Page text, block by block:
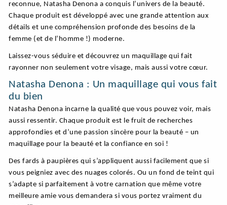
reconnue, Natasha Denona a conquis l’univers de la beauté.
Chaque produit est développé avec une grande attention aux
détails et une compréhension profonde des besoins de la
femme (et de l’homme !) moderne.
Laissez-vous séduire et découvrez un maquillage qui fait
rayonner non seulement votre visage, mais aussi votre cœur.
Natasha Denona : Un maquillage qui vous fait
du bien
Natasha Denona incarne la qualité que vous pouvez voir, mais
aussi ressentir. Chaque produit est le fruit de recherches
approfondies et d’une passion sincère pour la beauté – un
maquillage pour la beauté et la confiance en soi !
Des fards à paupières qui s’appliquent aussi facilement que si
vous peigniez avec des nuages colorés. Ou un fond de teint qui
s’adapte si parfaitement à votre carnation que même votre
meilleure amie vous demandera si vous portez vraiment du